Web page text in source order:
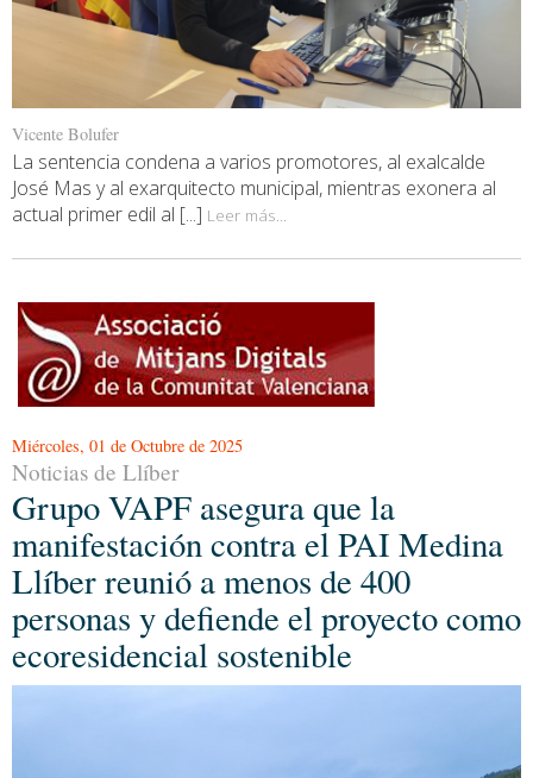
Vicente Bolufer
La sentencia condena a varios promotores, al exalcalde
José Mas y al exarquitecto municipal, mientras exonera al
actual primer edil al [...] Leer más...
Miércoles, 01 de Octubre de 2025
Noticias de Llíber
Grupo VAPF asegura que la
manifestación contra el PAI Medina
Llíber reunió a menos de 400
personas y defiende el proyecto como
ecoresidencial sostenible